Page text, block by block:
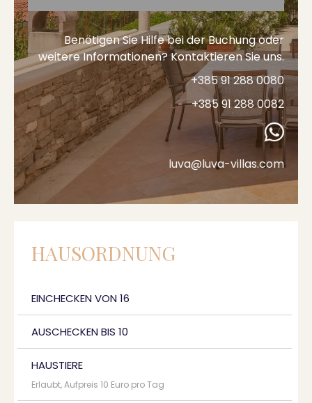
luva@luva-villas.com
Benötigen Sie Hilfe bei der Buchung oder
weitere Informationen? Kontaktieren Sie uns.
+385 91 288 0080
+385 91 288 0082
HAUSORDNUNG
EINCHECKEN VON 16
AUSCHECKEN BIS 10
HAUSTIERE
Erlaubt, Aufpreis 10 Euro pro Tag